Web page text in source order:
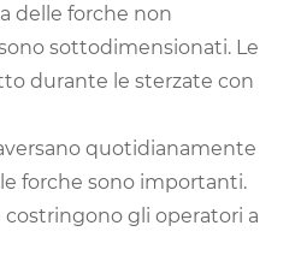
delle forche non
sottodimensionati. Le
durante le sterzate con
quotidianamente
forche sono importanti.
gli operatori a